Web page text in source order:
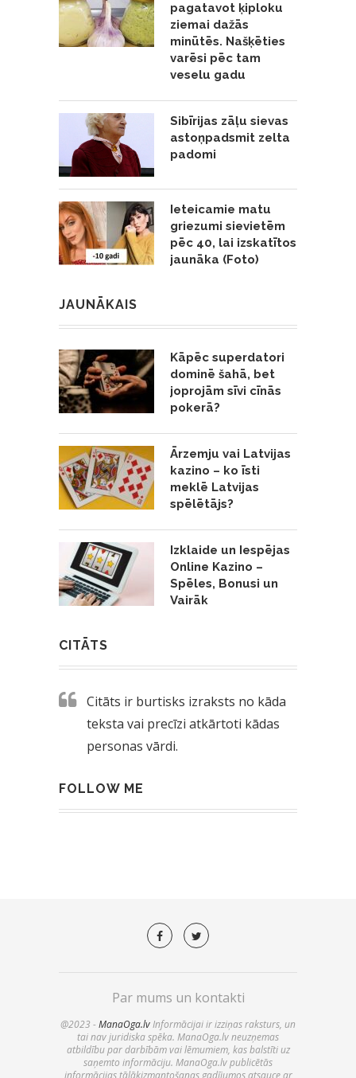
pagatavot ķiploku
ziemai dažās
minūtēs. Našķēties
varēsi pēc tam
veselu gadu
Sibīrijas zāļu sievas
astoņpadsmit zelta
padomi
Ieteicamie matu
griezumi sievietēm
pēc 40, lai izskatītos
jaunāka (Foto)
JAUNĀKAIS
Kāpēc superdatori
dominē šahā, bet
joprojām sīvi cīnās
pokerā?
Ārzemju vai Latvijas
kazino – ko īsti
meklē Latvijas
spēlētājs?
Izklaide un Iespējas
Online Kazino –
Spēles, Bonusi un
Vairāk
CITĀTS
Citāts ir burtisks izraksts no kāda
teksta vai precīzi atkārtoti kādas
personas vārdi.
FOLLOW ME
Par mums un kontakti
@2023 - ManaOga.lvInformācijai ir izziņas raksturs, un
tai nav juridiska spēka. ManaOga.lv neuzņemas
atbildību par darbībām vai lēmumiem, kas balstīti uz
saņemto informāciju. ManaOga.lv publicētās